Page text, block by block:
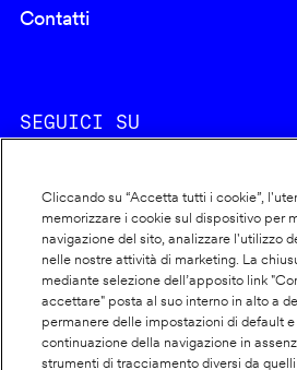
Contatti
SEGUICI SU
Footer
info
Cookie policy
Dichiarazione di accessibilità
Privacy
Cliccando su “Accetta tutti i cookie”,
memorizzare i cookie sul dispositivo per
navigazione del sito, analizzare l'utilizzo
nelle nostre attività di marketing. La
mediante selezione dell’apposito link
accettare" posta al suo interno in alto a
permanere delle impostazioni di default e
continuazione della navigazione in
strumenti di tracciamento diversi da quelli